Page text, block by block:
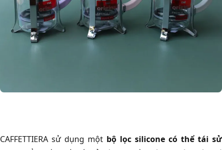
CAFFETTIERA sử dụng một bộ lọc silicone có thể tái sử